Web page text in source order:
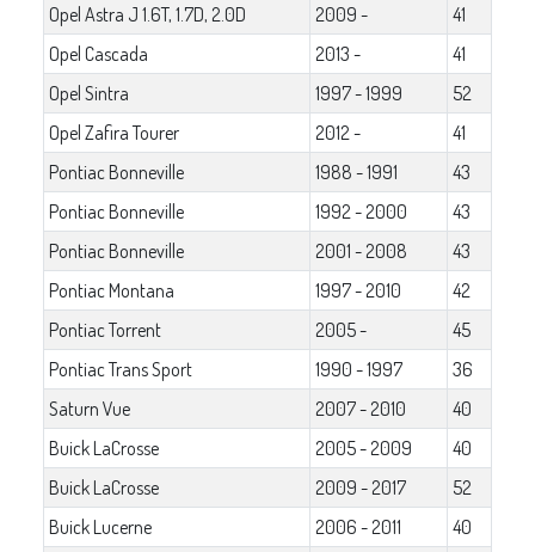
Opel Astra J 1.6T, 1.7D, 2.0D
2009 -
41
Opel Cascada
2013 -
41
Opel Sintra
1997 - 1999
52
Opel Zafira Tourer
2012 -
41
Pontiac Bonneville
1988 - 1991
43
Pontiac Bonneville
1992 - 2000
43
Pontiac Bonneville
2001 - 2008
43
Pontiac Montana
1997 - 2010
42
Pontiac Torrent
2005 -
45
Pontiac Trans Sport
1990 - 1997
36
Saturn Vue
2007 - 2010
40
Buick LaCrosse
2005 - 2009
40
Buick LaCrosse
2009 - 2017
52
Buick Lucerne
2006 - 2011
40